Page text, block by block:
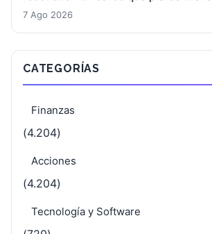
7 Ago 2026
CATEGORÍAS
Finanzas
(4.204)
Acciones
(4.204)
Tecnología y Software